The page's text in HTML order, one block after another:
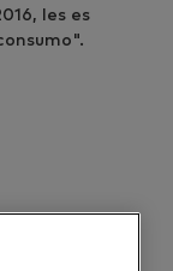
les es